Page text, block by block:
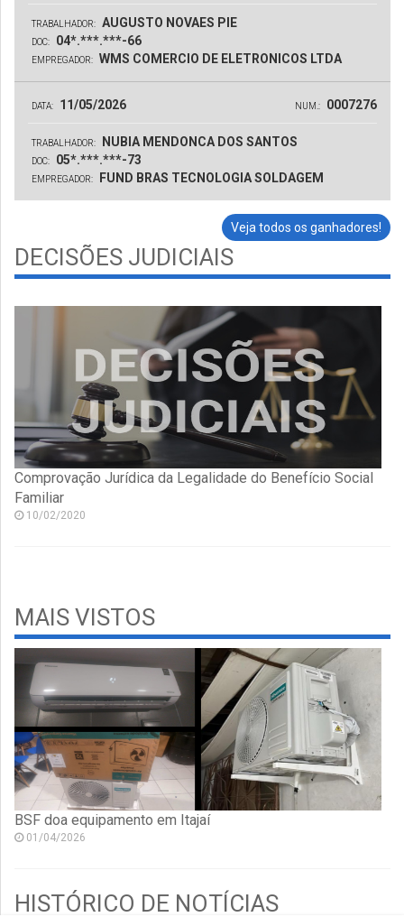
TRABALHADOR: AUGUSTO NOVAES PIE
DOC: 04*.***.***-66
EMPREGADOR: WMS COMERCIO DE ELETRONICOS LTDA
DATA: 11/05/2026 NUM.: 0007276
TRABALHADOR: NUBIA MENDONCA DOS SANTOS
DOC: 05*.***.***-73
EMPREGADOR: FUND BRAS TECNOLOGIA SOLDAGEM
Veja todos os ganhadores!
DECISÕES JUDICIAIS
Comprovação Jurídica da Legalidade do Benefício Social
Familiar
10/02/2020
MAIS VISTOS
BSF doa equipamento em Itajaí
01/04/2026
HISTÓRICO DE NOTÍCIAS